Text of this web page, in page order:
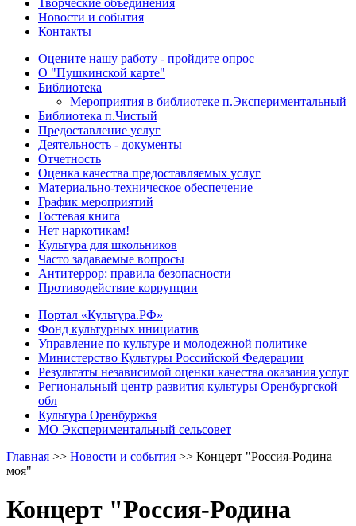
Новости и события
Контакты
Оцените нашу работу - пройдите опрос
О "Пушкинской карте"
Библиотека
Мероприятия в библиотеке п.Экспериментальный
Библиотека п.Чистый
Предоставление услуг
Деятельность - документы
Отчетность
Оценка качества предоставляемых услуг
Материально-техническое обеспечение
График мероприятий
Гостевая книга
Нет наркотикам!
Культура для школьников
Часто задаваемые вопросы
Антитеррор: правила безопасности
Противодействие коррупции
Портал «Культура.РФ»
Фонд культурных инициатив
Управление по культуре и молодежной политике
Министерство Культуры Российской Федерации
Результаты независимой оценки качества оказания услуг
Региональный центр развития культуры Оренбургской
обл
Культура Оренбуржья
МО Экспериментальный сельсовет
Главная >> Новости и события >> Концерт "Россия-Родина
моя"
Концерт "Россия-Родина